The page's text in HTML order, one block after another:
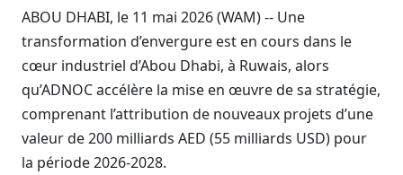
ABOU DHABI, le 11 mai 2026 (WAM) -- Une
transformation d’envergure est en cours dans le
cœur industriel d’Abou Dhabi, à Ruwais, alors
qu’ADNOC accélère la mise en œuvre de sa stratégie,
comprenant l’attribution de nouveaux projets d’une
valeur de 200 milliards AED (55 milliards USD) pour
la période 2026-2028.